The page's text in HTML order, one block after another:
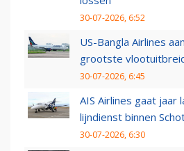
30-07-2026, 6:52
US-Bangla Airlines
grootste
30-07-2026, 6:45
AIS Airlines gaat jaar
lijndienst binnen
30-07-2026, 6:30